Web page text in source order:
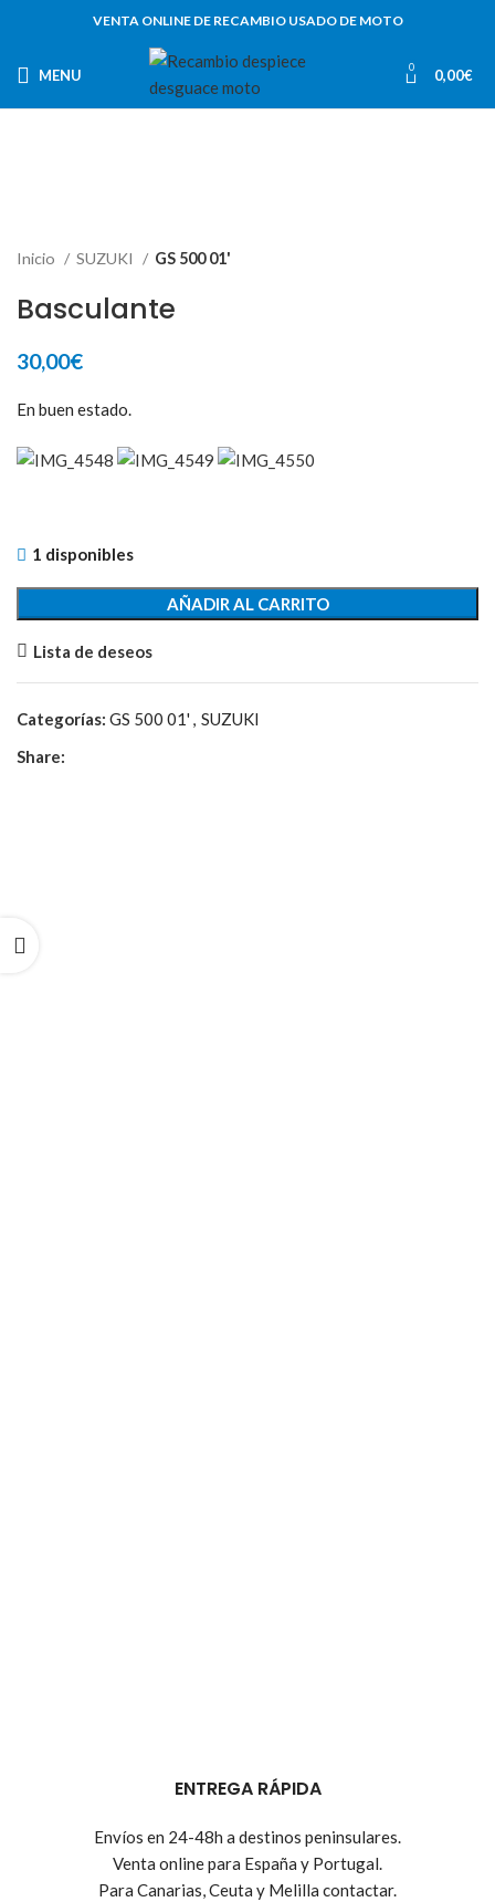
VENTA ONLINE DE RECAMBIO USADO DE MOTO
MENU 0 0,00€
Inicio SUZUKI GS 500 01'
Basculante
30,00€
En buen estado.
1 disponibles
AÑADIR AL CARRITO
Lista de deseos
Categorías: GS 500 01' , SUZUKI
Share:
ENTREGA RÁPIDA
Envíos en 24-48h a destinos peninsulares.
Venta online para España y Portugal.
Para Canarias, Ceuta y Melilla contactar.